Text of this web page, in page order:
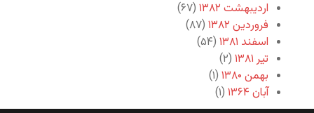
اردیبهشت ۱۳۸۲
(۶۷)
فروردین ۱۳۸۲
(۸۷)
اسفند ۱۳۸۱
(۵۴)
تیر ۱۳۸۱
(۲)
بهمن ۱۳۸۰
(۱)
آبان ۱۳۶۴
(۱)